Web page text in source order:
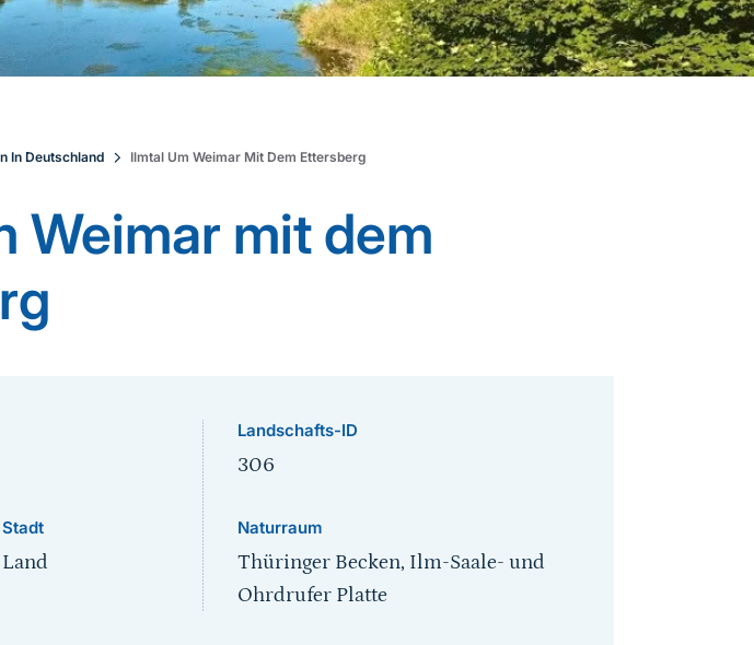
In Deutschland Ilmtal Um Weimar Mit Dem Ettersberg
Weimar mit dem
Landschafts-ID
306
Naturraum
Thüringer Becken, Ilm-Saale- und
Ohrdrufer Platte